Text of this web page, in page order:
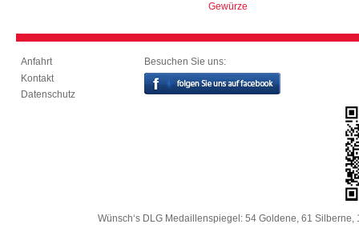
Gewürze
Anfahrt
Kontakt
Datenschutz
Besuchen Sie uns:
Wünsch‘s DLG Medaillenspiegel: 54 Goldene, 61